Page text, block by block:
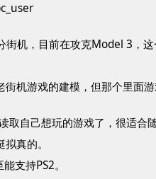
机，目前在攻克Model 3，
机游戏的建模，但那个里面游
自己想玩的游戏了，很适合随
真的。
支持PS2。